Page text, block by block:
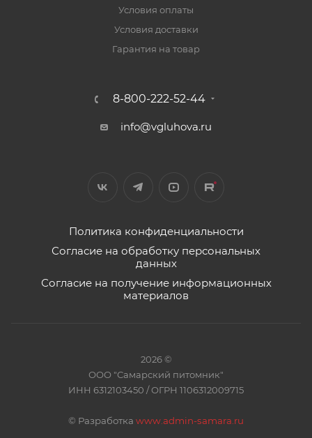
Условия оплаты
Условия доставки
Гарантия на товар
8-800-222-52-44
info@vgluhova.ru
Политика конфиденциальности
Согласие на обработку персональных
данных
Согласие на получение информационных
материалов
2026 ©
ООО "Самарский питомник"
ИНН 6312103450 / ОГРН 1106312009715
© Разработка www.admin-samara.ru